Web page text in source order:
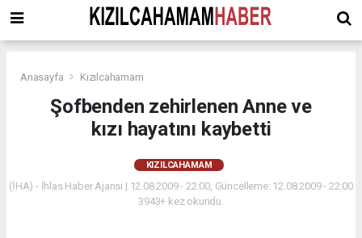
Anasayfa Kızılcahamam
Şofbenden zehirlenen Anne ve
kızı hayatını kaybetti
KIZILCAHAMAM
(İHA) - İhlas Haber Ajansı | 12.08.2009 - 22:00, Güncelleme: 12.08.2009 - 22:00
3943+ kez okundu.